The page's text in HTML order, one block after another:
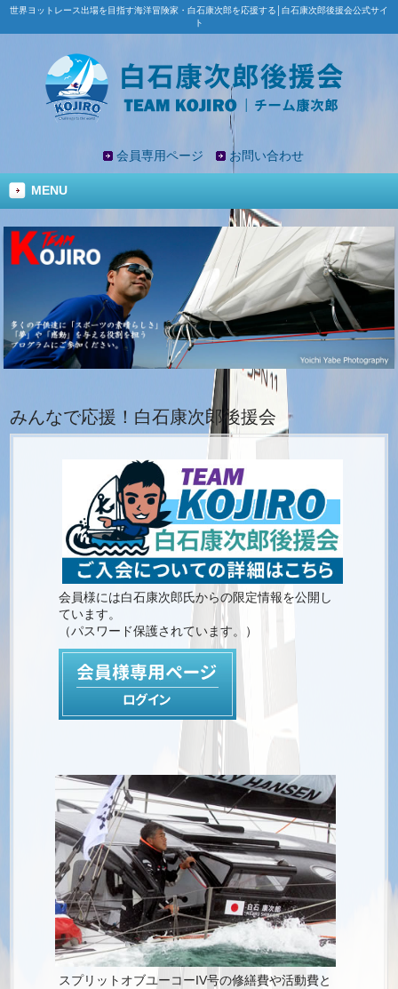
世界ヨットレース出場を目指す海洋冒険家・白石康次郎を応援する│白石康次郎後援会公式サイ
ト
会員専用ページ お問い合わせ
MENU
みんなで応援！白石康次郎後援会
会員様には白石康次郎氏からの限定情報を公開し
ています。
（パスワード保護されています。）
スプリットオブユーコーIV号の修繕費や活動費と